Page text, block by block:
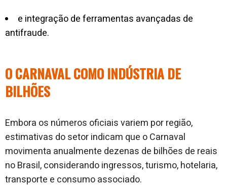
e integração de ferramentas avançadas de
antifraude.
O CARNAVAL COMO INDÚSTRIA DE
BILHÕES
Embora os números oficiais variem por região,
estimativas do setor indicam que o Carnaval
movimenta anualmente dezenas de bilhões de reais
no Brasil, considerando ingressos, turismo, hotelaria,
transporte e consumo associado.